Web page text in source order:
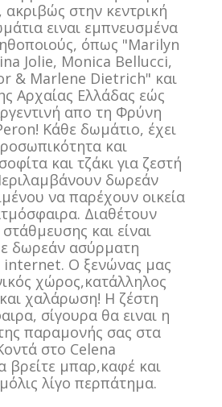
στην κεντρική
ειναι εμπνευσμένα
όπως "Marilyn
Jolie, Monica Bellucci,
& Marlene Dietrich" και
Αρχαίας Ελλάδας εώς
απο τη Φρύνη
Κάθε δωμάτιο, έχει
και
και τζάκι για ζεστή
δωρεάν
να παρέχουν οικεία
Διαθέτουν
και είναι
δωρεάν ασύρματη
Ο ξενώνας μας
χώρος,κατάλληλος
χαλάρωση! Η ζέστη
σίγουρα θα ειναι η
παραμονής σας στα
στο Celena
βρείτε μπαρ,καφέ και
λίγο περπάτημα.